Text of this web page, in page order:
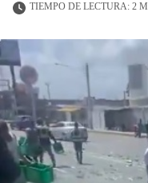
TIEMPO DE LECTURA: 2 M